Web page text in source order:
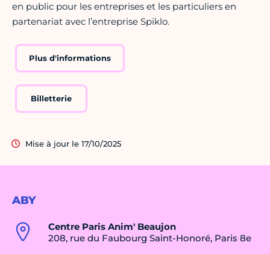
ABY
Centre Paris Anim' Beaujon
208, rue du Faubourg Saint-Honoré, Paris 8e
en public pour les entreprises et les particuliers en
partenariat avec l’entreprise Spiklo.
Plus d'informations
Billetterie
Mise à jour le 17/10/2025